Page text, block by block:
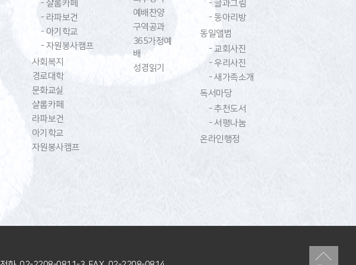
- 샬롬카페
- 라파보건
- 아기학교
- 자원봉사캠프
사회복지
경로대학
문화교실
샬롬카페
라파보건
아기학교
자원봉사캠프
예배찬양
구역공과
365가정예
배
성경읽기
- 글과그림
- 동아리방
동일앨범
- 교회사진
- 우리사진
- 새가족소개
독서마당
- 추천도서
- 서평나눔
온라인행정